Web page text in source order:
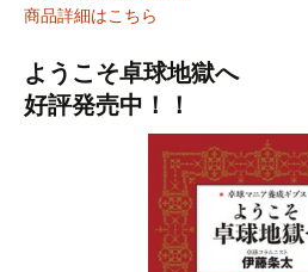
商品詳細はこちら
ようこそ卓球地獄へ
好評発売中！！